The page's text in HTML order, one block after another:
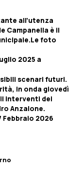
all’utenza
Campanella è il
foto
2025 a
scenari futuri.
in onda giovedì
interventi dei
Anzalone.
2026